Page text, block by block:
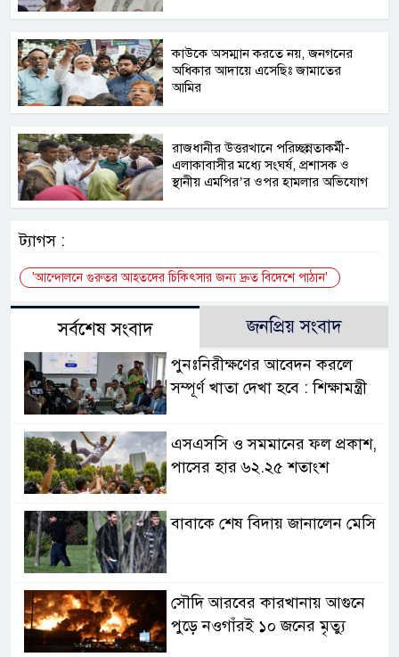
কাউকে অসম্মান করতে নয়, জনগনের
অধিকার আদায়ে এসেছিঃ জামাতের
আমির
রাজধানীর উত্তরখানে পরিচ্ছন্নতাকর্মী-
এলাকাবাসীর মধ্যে সংঘর্ষ, প্রশাসক ও
স্থানীয় এমপির’র ওপর হামলার অভিযোগ
ট্যাগস :
'আন্দোলনে গুরুতর আহতদের চিকিৎসার জন্য দ্রুত বিদেশে পাঠান'
সর্বশেষ সংবাদ জনপ্রিয় সংবাদ
পুনঃনিরীক্ষণের আবেদন করলে
সম্পূর্ণ খাতা দেখা হবে : শিক্ষামন্ত্রী
এসএসসি ও সমমানের ফল প্রকাশ,
পাসের হার ৬২.২৫ শতাংশ
বাবাকে শেষ বিদায় জানালেন মেসি
সৌদি আরবের কারখানায় আগুনে
পুড়ে নওগাঁরই ১০ জনের মৃত্যু